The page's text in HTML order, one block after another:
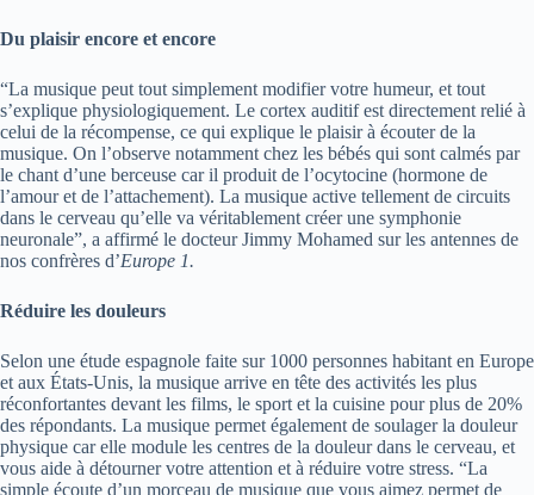
Du plaisir encore et encore
“La musique peut tout simplement modifier votre humeur, et tout
s’explique physiologiquement. Le cortex auditif est directement relié à
celui de la récompense, ce qui explique le plaisir à écouter de la
musique. On l’observe notamment chez les bébés qui sont calmés par
le chant d’une berceuse car il produit de l’ocytocine (hormone de
l’amour et de l’attachement). La musique active tellement de circuits
dans le cerveau qu’elle va véritablement créer une symphonie
neuronale”, a affirmé le docteur Jimmy Mohamed sur les antennes de
nos confrères d’Europe 1.
Réduire les douleurs
Selon une étude espagnole faite sur 1000 personnes habitant en Europe
et aux États-Unis, la musique arrive en tête des activités les plus
réconfortantes devant les films, le sport et la cuisine pour plus de 20%
des répondants. La musique permet également de soulager la douleur
physique car elle module les centres de la douleur dans le cerveau, et
vous aide à détourner votre attention et à réduire votre stress. “La
simple écoute d’un morceau de musique que vous aimez permet de